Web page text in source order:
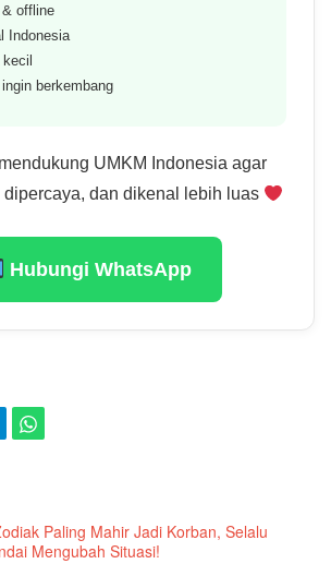
offline
Indonesia
kecil
berkembang
UMKM Indonesia agar
dan dikenal lebih luas
Hubungi WhatsApp
Paling Mahir Jadi Korban, Selalu
Mengubah Situasi!